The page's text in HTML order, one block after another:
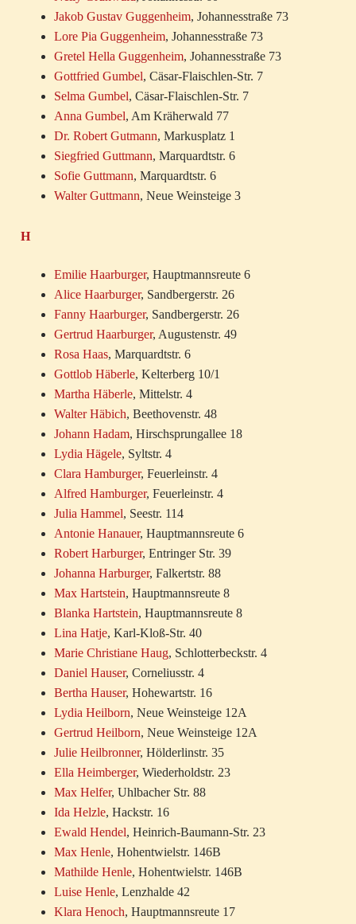
Jakob Gustav Guggenheim, Johannesstraße 73
Lore Pia Guggenheim, Johannesstraße 73
Gretel Hella Guggenheim, Johannesstraße 73
Gottfried Gumbel, Cäsar-Flaischlen-Str. 7
Selma Gumbel, Cäsar-Flaischlen-Str. 7
Anna Gumbel, Am Kräherwald 77
Dr. Robert Gutmann, Markusplatz 1
Siegfried Guttmann, Marquardtstr. 6
Sofie Guttmann, Marquardtstr. 6
Walter Guttmann, Neue Weinsteige 3
H
Emilie Haarburger, Hauptmannsreute 6
Alice Haarburger, Sandbergerstr. 26
Fanny Haarburger, Sandbergerstr. 26
Gertrud Haarburger, Augustenstr. 49
Rosa Haas, Marquardtstr. 6
Gottlob Häberle, Kelterberg 10/1
Martha Häberle, Mittelstr. 4
Walter Häbich, Beethovenstr. 48
Johann Hadam, Hirschsprungallee 18
Lydia Hägele, Syltstr. 4
Clara Hamburger, Feuerleinstr. 4
Alfred Hamburger, Feuerleinstr. 4
Julia Hammel, Seestr. 114
Antonie Hanauer, Hauptmannsreute 6
Robert Harburger, Entringer Str. 39
Johanna Harburger, Falkertstr. 88
Max Hartstein, Hauptmannsreute 8
Blanka Hartstein, Hauptmannsreute 8
Lina Hatje, Karl-Kloß-Str. 40
Marie Christiane Haug, Schlotterbeckstr. 4
Daniel Hauser, Corneliusstr. 4
Bertha Hauser, Hohewartstr. 16
Lydia Heilborn, Neue Weinsteige 12A
Gertrud Heilborn, Neue Weinsteige 12A
Julie Heilbronner, Hölderlinstr. 35
Ella Heimberger, Wiederholdstr. 23
Max Helfer, Uhlbacher Str. 88
Ida Helzle, Hackstr. 16
Ewald Hendel, Heinrich-Baumann-Str. 23
Max Henle, Hohentwielstr. 146B
Mathilde Henle, Hohentwielstr. 146B
Luise Henle, Lenzhalde 42
Klara Henoch, Hauptmannsreute 17